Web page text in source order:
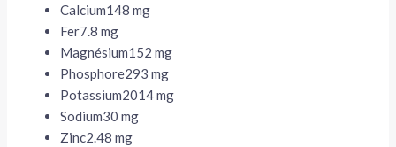
Calcium148 mg
Fer7.8 mg
Magnésium152 mg
Phosphore293 mg
Potassium2014 mg
Sodium30 mg
Zinc2.48 mg